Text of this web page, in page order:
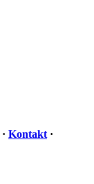
· Kontakt ·